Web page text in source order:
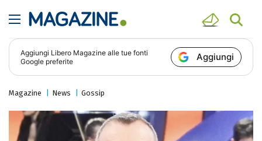
Aggiungi Libero Magazine alle tue fonti
Google preferite
Aggiungi
Magazine News Gossip